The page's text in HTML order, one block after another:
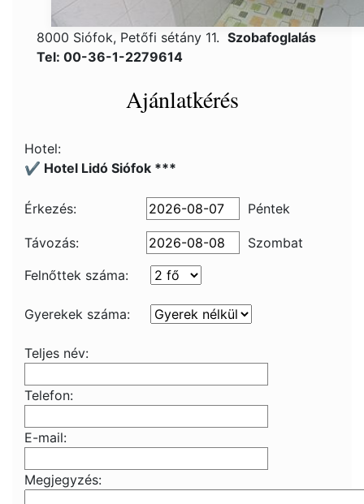
8000 Siófok, Petőfi sétány 11. Szobafoglalás
Tel: 00-36-1-2279614
Ajánlatkérés
Hotel:
✔️ Hotel Lidó Siófok ***
Érkezés: Péntek
Távozás:
Szombat
Felnőttek száma:
Gyerekek száma:
Teljes név:
Telefon:
E-mail:
Megjegyzés: